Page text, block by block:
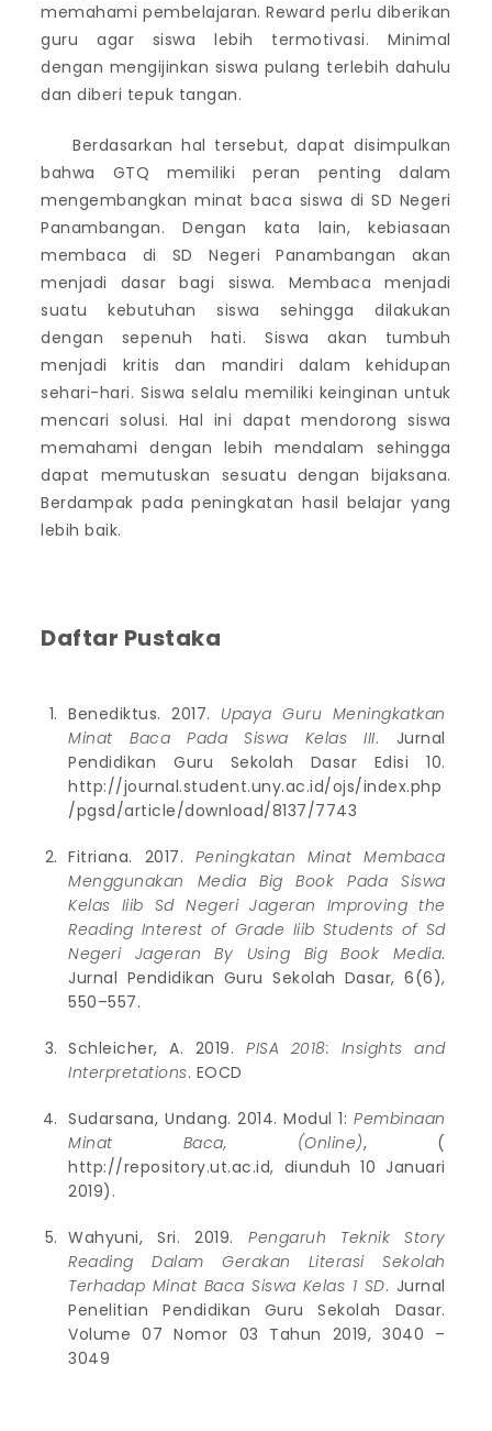
memahami pembelajaran. Reward perlu diberikan
guru agar siswa lebih termotivasi. Minimal
dengan mengijinkan siswa pulang terlebih dahulu
dan diberi tepuk tangan.
Berdasarkan hal tersebut, dapat disimpulkan
bahwa GTQ memiliki peran penting dalam
mengembangkan minat baca siswa di SD Negeri
Panambangan. Dengan kata lain, kebiasaan
membaca di SD Negeri Panambangan akan
menjadi dasar bagi siswa. Membaca menjadi
suatu kebutuhan siswa sehingga dilakukan
dengan sepenuh hati. Siswa akan tumbuh
menjadi kritis dan mandiri dalam kehidupan
sehari-hari. Siswa selalu memiliki keinginan untuk
mencari solusi. Hal ini dapat mendorong siswa
memahami dengan lebih mendalam sehingga
dapat memutuskan sesuatu dengan bijaksana.
Berdampak pada peningkatan hasil belajar yang
lebih baik.
Daftar Pustaka
Benediktus. 2017. Upaya Guru Meningkatkan
Minat Baca Pada Siswa Kelas III. Jurnal
Pendidikan Guru Sekolah Dasar Edisi 10.
http://journal.student.uny.ac.id/ojs/index.php
/pgsd/article/download/8137/7743
Fitriana. 2017. Peningkatan Minat Membaca
Menggunakan Media Big Book Pada Siswa
Kelas Iiib Sd Negeri Jageran Improving the
Reading Interest of Grade Iiib Students of Sd
Negeri Jageran By Using Big Book Media.
Jurnal Pendidikan Guru Sekolah Dasar, 6(6),
550–557.
Schleicher, A. 2019. PISA 2018: Insights and
Interpretations. EOCD
Sudarsana, Undang. 2014. Modul 1:Pembinaan
Minat Baca, (Online), (
http://repository.ut.ac.id, diunduh 10 Januari
2019).
Wahyuni, Sri. 2019.Pengaruh Teknik Story
Reading Dalam Gerakan Literasi Sekolah
Terhadap Minat Baca Siswa Kelas 1 SD. Jurnal
Penelitian Pendidikan Guru Sekolah Dasar.
Volume 07 Nomor 03 Tahun 2019, 3040 –
3049